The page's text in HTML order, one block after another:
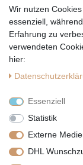
Wir nutzen
essenziell,
Erfahrung zu
verwendeten
hier:
Essenziell
Statistik
Externe
DHL